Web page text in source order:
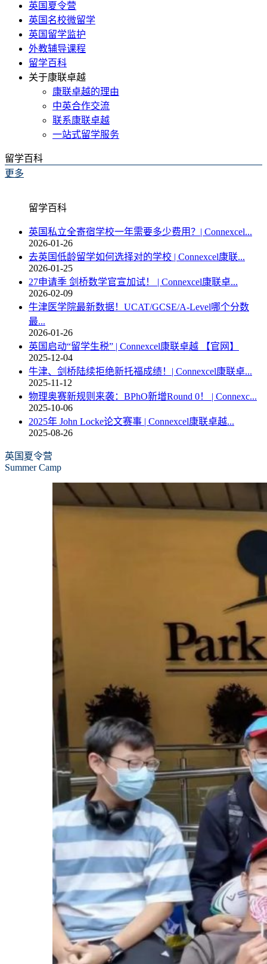
英国夏令营
英国名校微留学
英国留学监护
外教辅导课程
留学百科
关于康联卓越
康联卓越的理由
中英合作交流
联系康联卓越
一站式留学服务
留学百科
更多
留学百科
英国私立全寄宿学校一年需要多少费用？| Connexcel...
2026-01-26
去英国低龄留学如何选择对的学校 | Connexcel康联...
2026-01-25
27申请季 剑桥数学官宣加试！ | Connexcel康联卓...
2026-02-09
牛津医学院最新数据！UCAT/GCSE/A-Level哪个分数
最...
2026-01-26
英国启动“留学生税” | Connexcel康联卓越 【官网】
2025-12-04
牛津、剑桥陆续拒绝新托福成绩！| Connexcel康联卓...
2025-11-12
物理奥赛新规则来袭：BPhO新增Round 0！ | Connexc...
2025-10-06
2025年 John Locke论文赛事 | Connexcel康联卓越...
2025-08-26
英国夏令营
Summer Camp